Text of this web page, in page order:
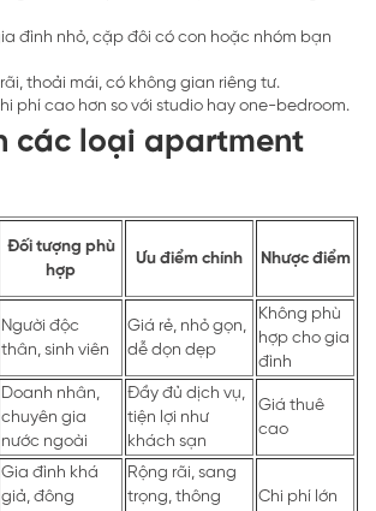
đình nhỏ, cặp đôi có con hoặc nhóm bạn
thoải mái, có không gian riêng tư.
phí cao hơn so với studio hay one-bedroom.
các loại apartment
Đối tượng phù
hợp
Ưu điểm chính Nhược điểm
Người độc
thân, sinh viên
Giá rẻ, nhỏ gọn,
dễ dọn dẹp
Không phù
hợp cho gia
đình
Doanh nhân,
chuyên gia
nước ngoài
Đầy đủ dịch vụ,
tiện lợi như
khách sạn
Giá thuê
cao
Gia đình khá
giả, đông
Rộng rãi, sang
trọng, thông
Chi phí lớn